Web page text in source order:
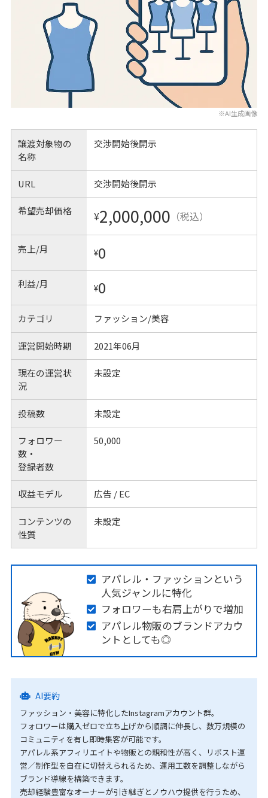
※AI生成画像
譲渡対象物の
名称
交渉開始後開示
URL 交渉開始後開示
希望売却価格 ¥2,000,000 （税込）
売上/月 ¥0
利益/月 ¥0
カテゴリ ファッション/美容
運営開始時期 2021年06月
現在の運営状
況
未設定
投稿数 未設定
フォロワー
数・
登録者数
50,000
収益モデル 広告 / EC
コンテンツの
性質
未設定
アパレル・ファッションという
人気ジャンルに特化
フォロワーも右肩上がりで増加
アパレル物販のブランドアカウ
ントとしても◎
AI要約
ファッション・美容に特化したInstagramアカウント群。
フォロワーは購入ゼロで立ち上げから順調に伸長し、数万規模の
コミュニティを有し即時集客が可能です。
アパレル系アフィリエイトや物販との親和性が高く、リポスト運
営／制作型を自在に切替えられるため、運用工数を調整しながら
ブランド導線を構築できます。
売却経験豊富なオーナーが引き継ぎとノウハウ提供を行うため、